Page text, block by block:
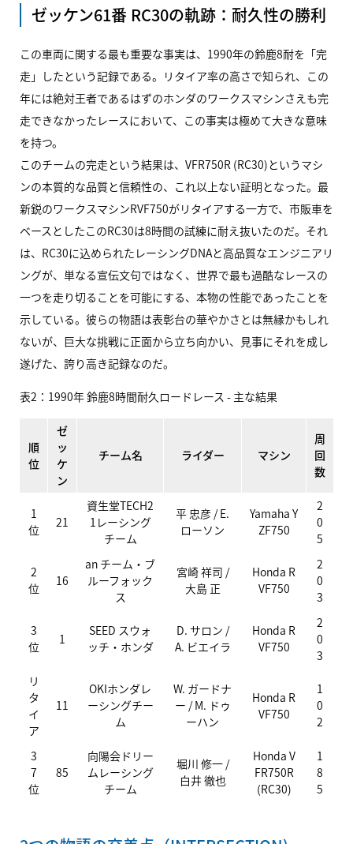
ゼッケン61番 RC30の軌跡：耐久性の勝利
この車両に関する最も重要な事実は、1990年の鈴鹿8耐を「完
走」したという記録である。リタイア率の高さで知られ、この
年には絶対王者であるはずのホンダのワークスマシンさえも完
走できなかったレースにおいて、この事実は極めて大きな意味
を持つ。
このチームの完走という結果は、VFR750R (RC30)というマシ
ンの本質的な品質と信頼性の、これ以上ない証明となった。最
新鋭のワークスマシンRVF750がリタイアする一方で、市販車を
ベースとしたこのRC30は8時間の試練に耐え抜いたのだ。それ
は、RC30に込められたレーシングDNAと高品質なエンジニアリ
ングが、単なる宣伝文句ではなく、世界で最も過酷なレースの
一つを走り切ることを可能にする、本物の性能であったことを
示している。彼らの物語は表彰台の華やかさとは無縁かもしれ
ないが、巨大な挑戦に正面から立ち向かい、見事にそれを成し
遂げた、誇り高き記録なのだ。
表2：1990年 鈴鹿8時間耐久ロードレース - 主な結果
順
位
ゼ
ッ
ケ
ン
チーム名 ライダー マシン
周
回
数
1
位
21
資生堂TECH2
1レーシング
チーム
平 忠彦 / E.
ローソン
Yamaha Y
ZF750
2
0
5
2
位
16
an チーム・ブ
ルーフォック
ス
宮崎 祥司 /
大島 正
Honda R
VF750
2
0
3
3
位
1
SEED スウォ
ッチ・ホンダ
D. サロン /
A. ビエイラ
Honda R
VF750
2
0
3
リ
タ
イ
ア
11
OKIホンダレ
ーシングチー
ム
W. ガードナ
ー / M. ドゥ
ーハン
Honda R
VF750
1
0
2
3
7
位
85
向陽会ドリー
ムレーシング
チーム
堀川 修一 /
白井 徹也
Honda V
FR750R
(RC30)
1
8
5